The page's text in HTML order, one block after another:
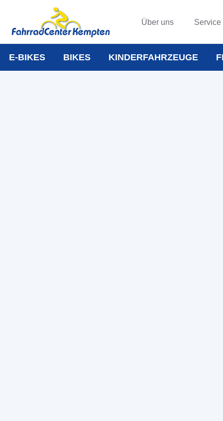
Über uns Service
E-BIKES BIKES KINDERFAHRZEUGE